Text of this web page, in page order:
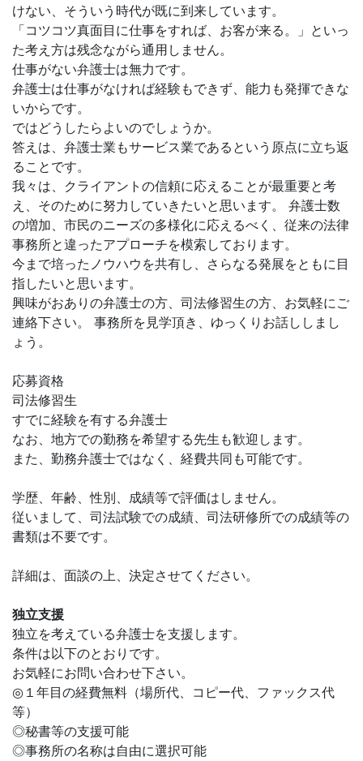
けない、そういう時代が既に到来しています。
「コツコツ真面目に仕事をすれば、お客が来る。」といっ
た考え方は残念ながら通用しません。
仕事がない弁護士は無力です。
弁護士は仕事がなければ経験もできず、能力も発揮できな
いからです。
ではどうしたらよいのでしょうか。
答えは、弁護士業もサービス業であるという原点に立ち返
ることです。
我々は、クライアントの信頼に応えることが最重要と考
え、そのために努力していきたいと思います。 弁護士数
の増加、市民のニーズの多様化に応えるべく、従来の法律
事務所と違ったアプローチを模索しております。
今まで培ったノウハウを共有し、さらなる発展をともに目
指したいと思います。
興味がおありの弁護士の方、司法修習生の方、お気軽にご
連絡下さい。 事務所を見学頂き、ゆっくりお話ししまし
ょう。
応募資格
司法修習生
すでに経験を有する弁護士
なお、地方での勤務を希望する先生も歓迎します。
また、勤務弁護士ではなく、経費共同も可能です。
学歴、年齢、性別、成績等で評価はしません。
従いまして、司法試験での成績、司法研修所での成績等の
書類は不要です。
詳細は、面談の上、決定させてください。
独立支援
独立を考えている弁護士を支援します。
条件は以下のとおりです。
お気軽にお問い合わせ下さい。
◎１年目の経費無料（場所代、コピー代、ファックス代
等）
◎秘書等の支援可能
◎事務所の名称は自由に選択可能